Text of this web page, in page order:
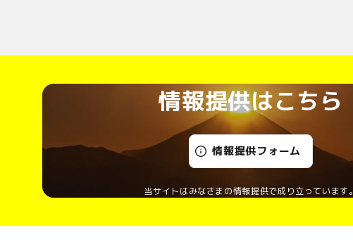
情報提供はこちら
情報提供フォーム
当サイトはみなさまの情報提供で成り立っています。